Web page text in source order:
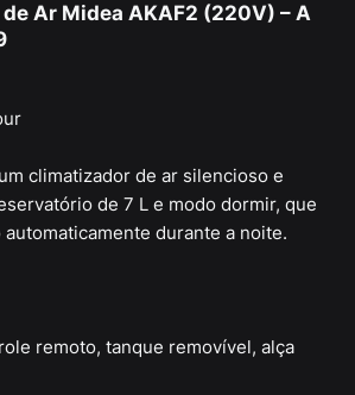
Ar Midea AKAF2 (220V) – A
climatizador de ar silencioso e
de 7 L e modo dormir, que
durante a noite.
remoto, tanque removível, alça